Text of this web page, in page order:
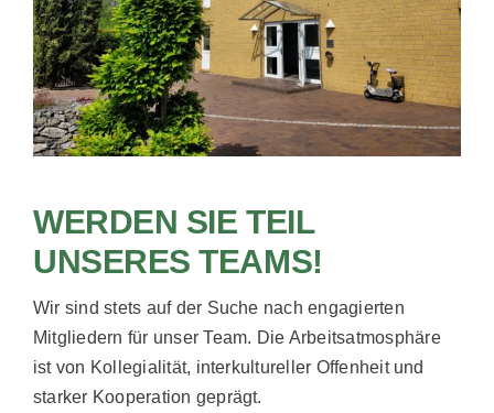
WERDEN SIE TEIL
UNSERES TEAMS!
Wir sind stets auf der Suche nach engagierten
Mitgliedern für unser Team. Die Arbeitsatmosphäre
ist von Kollegialität, interkultureller Offenheit und
starker Kooperation geprägt.